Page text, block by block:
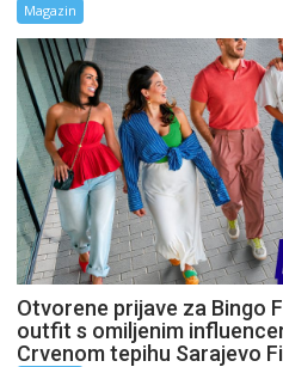
Magazin
Otvorene prijave za Bingo
outfit s omiljenim
Crvenom tepihu Sarajevo